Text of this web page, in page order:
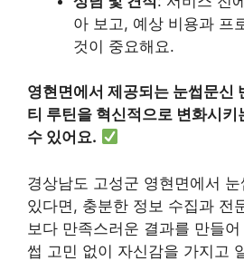
아 보고, 예상 비용과 프
것이 중요해요.
영현면에서 제공되는 눈썹문신
티 루틴을 혁신적으로 변화시키
수 있어요.
경상남도 고성군 영현면에서
있다면, 충분한 정보 수집과 전
보다 만족스러운 결과를 만들
썹 고민 없이 자신감을 가지고